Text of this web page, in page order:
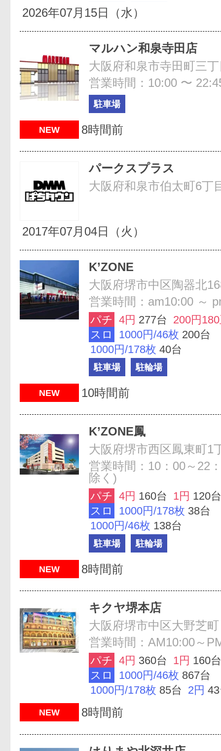
2026年07月15日（水）
マルハン和泉寺田店
大阪府和泉市寺田町三
営業時間：10:00 〜
駐車場
NEW 8時間前
パークスプラス
大阪府和泉市伯太町6丁
2017年07月04日（火）
K’ZONE
大阪府堺市中区陶器北
営業時間：am10:00 ～
パチ 4円 277台 200円
スロ
1000円/46枚 200台
1000円/178枚 40台
駐車場 駐輪場
NEW 10時間前
K’ZONE鳳
大阪府堺市西区鳳東町1
営業時間：10：00～22
除く)
パチ 4円 160台 1円 120台
スロ
1000円/178枚 38台
1000円/46枚 138台
駐車場 駐輪場
NEW 8時間前
キクヤ堺本店
大阪府堺市中区大野芝
営業時間：AM10:00～
パチ 4円 360台 1円 160台
スロ
1000円/46枚 867台
1000円/178枚 85台 2円
NEW 8時間前